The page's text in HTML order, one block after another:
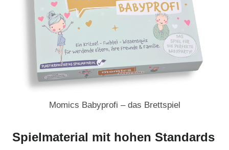
Momics Babyprofi – das Brettspiel
Spielmaterial mit hohen Standards